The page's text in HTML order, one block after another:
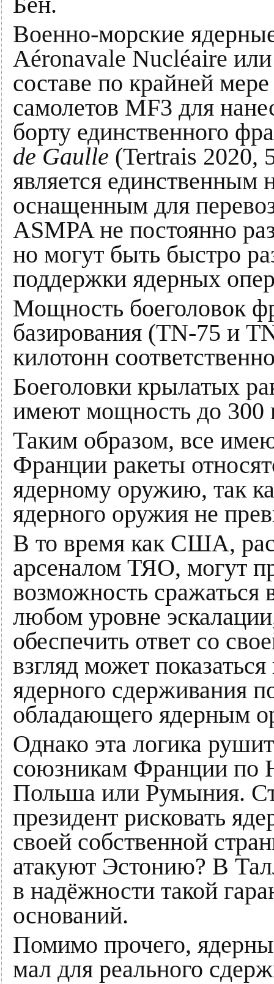
Военно-морские
Aéronavale Nucléaire
составе по крайней
самолетов MF3 для
борту единственного
de Gaulle (Tertrais 2020,
является
оснащенным для
ASMPA не постоянно
но могут быть быстро
поддержки ядерных
Мощность боеголовок
базирования (TN-75 и
килотонн
Боеголовки крылатых
имеют мощность до 300
Таким образом, все
Франции ракеты
ядерному оружию, так
ядерного оружия не
В то время как США,
арсеналом ТЯО, могут
возможность сражаться
любом уровне
обеспечить ответ со
взгляд может
ядерного сдерживания
обладающего ядерным
Однако эта логика
союзникам Франции по
Польша или Румыния.
президент рисковать
своей собственной
атакуют Эстонию? В
в надёжности такой
оснований.
Помимо прочего,
мал для реального